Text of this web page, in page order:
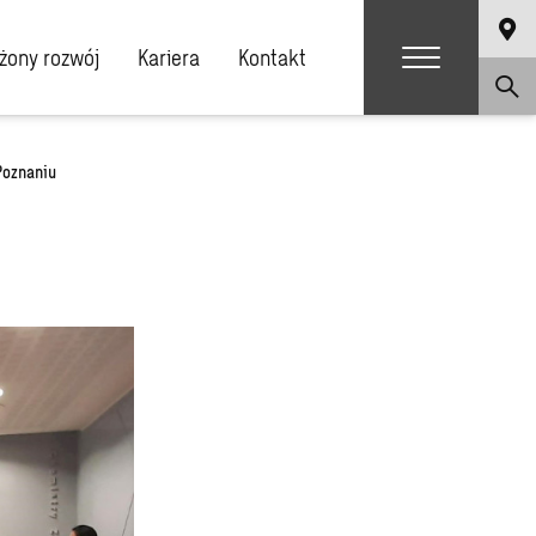
rozwój Kariera Kontakt